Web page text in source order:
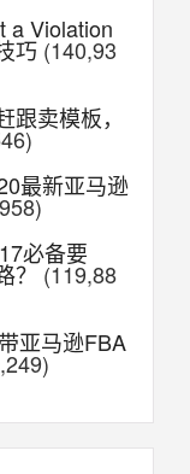
a Violation
巧 (140,93
卖模板，
最新亚马逊
必备要
？ (119,88
亚马逊FBA